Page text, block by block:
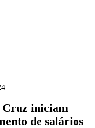
Cruz iniciam
de salários